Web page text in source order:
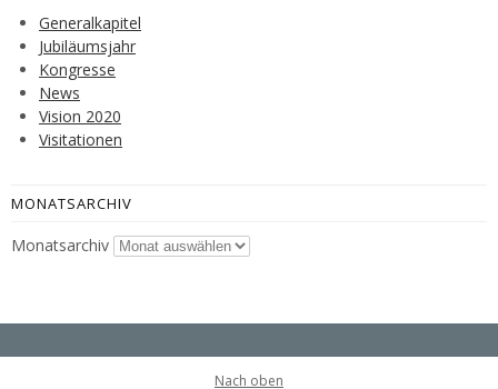
Generalkapitel
Jubiläumsjahr
Kongresse
News
Vision 2020
Visitationen
MONATSARCHIV
Monatsarchiv
Nach oben